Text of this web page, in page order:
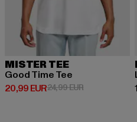
MISTER TEE
Good Time Tee
20,99 EUR
Derzeitiger Preis: 20,99 EUR
24,99 EURAktionspreis: